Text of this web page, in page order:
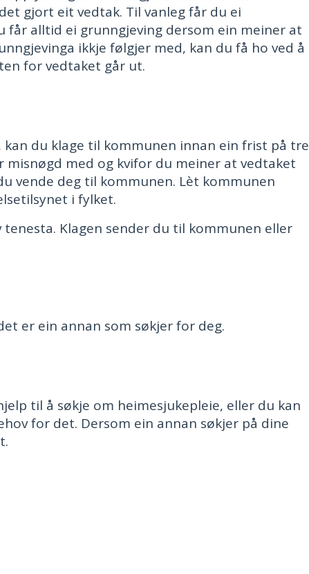
gjort eit vedtak. Til vanleg får du ei
får alltid ei grunngjeving dersom ein meiner at
ikkje følgjer med, kan du få ho ved å
for vedtaket går ut.
du klage til kommunen innan ein frist på tre
misnøgd med og kvifor du meiner at vedtaket
vende deg til kommunen. Lèt kommunen
i fylket.
Klagen sender du til kommunen eller
er ein annan som søkjer for deg.
til å søkje om heimesjukepleie, eller du kan
for det. Dersom ein annan søkjer på dine